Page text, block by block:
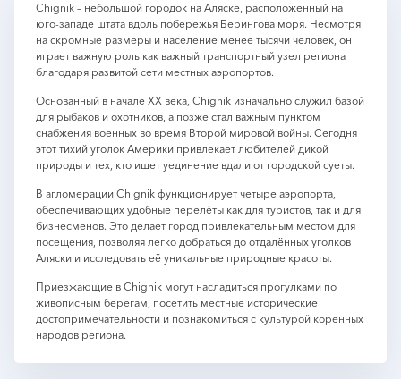
Chignik – небольшой городок на Аляске, расположенный на
юго-западе штата вдоль побережья Берингова моря. Несмотря
на скромные размеры и население менее тысячи человек, он
играет важную роль как важный транспортный узел региона
благодаря развитой сети местных аэропортов.
Основанный в начале XX века, Chignik изначально служил базой
для рыбаков и охотников, а позже стал важным пунктом
снабжения военных во время Второй мировой войны. Сегодня
этот тихий уголок Америки привлекает любителей дикой
природы и тех, кто ищет уединение вдали от городской суеты.
В агломерации Chignik функционирует четыре аэропорта,
обеспечивающих удобные перелёты как для туристов, так и для
бизнесменов. Это делает город привлекательным местом для
посещения, позволяя легко добраться до отдалённых уголков
Аляски и исследовать её уникальные природные красоты.
Приезжающие в Chignik могут насладиться прогулками по
живописным берегам, посетить местные исторические
достопримечательности и познакомиться с культурой коренных
народов региона.